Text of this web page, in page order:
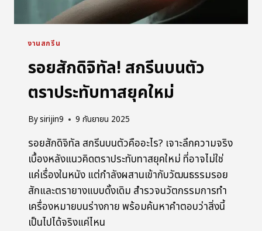
งานสกรีน
รอยสักดิจิทัล! สกรีนบนตัว
ตราประทับทาสยุคใหม่
Bysirijin9 9 กันยายน 2025
รอยสักดิจิทัล สกรีนบนตัวคืออะไร? เจาะลึกความจริง
เบื้องหลังแนวคิดตราประทับทาสยุคใหม่ ที่อาจไม่ใช่
แค่เรื่องในหนัง แต่กำลังผสานเข้ากับวัฒนธรรมรอย
สักและตรายางแบบดั้งเดิม สำรวจนวัตกรรมการทำ
เครื่องหมายบนร่างกาย พร้อมค้นหาคำตอบว่าสิ่งนี้
เป็นไปได้จริงแค่ไหน